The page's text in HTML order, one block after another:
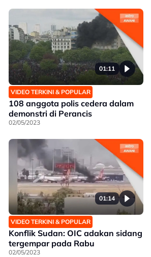
01:11
VIDEO TERKINI & POPULAR
108 anggota polis cedera dalam
demonstri di Perancis
02/05/2023
01:14
VIDEO TERKINI & POPULAR
Konflik Sudan: OIC adakan sidang
tergempar pada Rabu
02/05/2023